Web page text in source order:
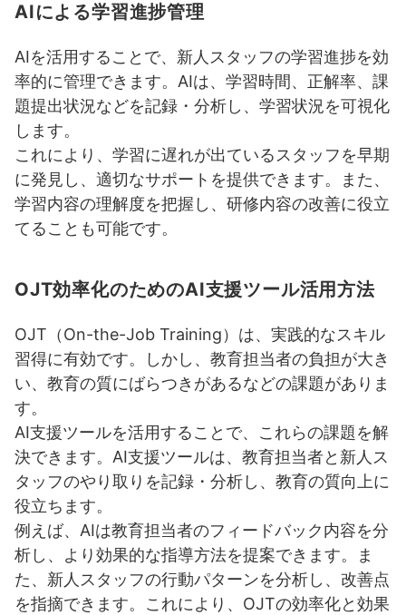
AIによる学習進捗管理
AIを活用することで、新人スタッフの学習進捗を効
率的に管理できます。AIは、学習時間、正解率、課
題提出状況などを記録・分析し、学習状況を可視化
します。
これにより、学習に遅れが出ているスタッフを早期
に発見し、適切なサポートを提供できます。また、
学習内容の理解度を把握し、研修内容の改善に役立
てることも可能です。
OJT効率化のためのAI支援ツール活用方法
OJT（On-the-Job Training）は、実践的なスキル
習得に有効です。しかし、教育担当者の負担が大き
い、教育の質にばらつきがあるなどの課題がありま
す。
AI支援ツールを活用することで、これらの課題を解
決できます。AI支援ツールは、教育担当者と新人ス
タッフのやり取りを記録・分析し、教育の質向上に
役立ちます。
例えば、AIは教育担当者のフィードバック内容を分
析し、より効果的な指導方法を提案できます。ま
た、新人スタッフの行動パターンを分析し、改善点
を指摘できます。これにより、OJTの効率化と効果